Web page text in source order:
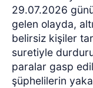
29.07.2026
gelen olayda,
belirsiz kişiler
suretiyle
paralar gasp
şüphelilerin